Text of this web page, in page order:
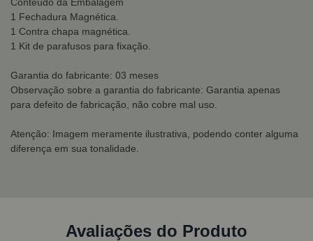
1 Fechadura Magnética.
1 Contra chapa magnética.
1 Kit de parafusos para fixação.
Garantia do fabricante: 03 meses
Observação sobre a garantia do fabricante: Garantia apenas
para defeito de fabricação, não cobre mal uso.
Atenção: Imagem meramente ilustrativa, podendo conter alguma
diferença em sua tonalidade.
Avaliações do Produto